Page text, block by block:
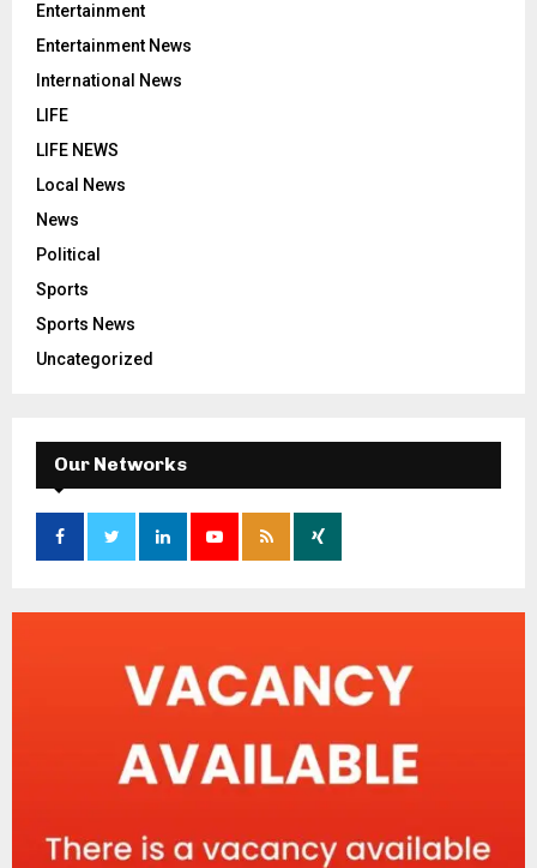
Entertainment
Entertainment News
International News
LIFE
LIFE NEWS
Local News
News
Political
Sports
Sports News
Uncategorized
Our Networks